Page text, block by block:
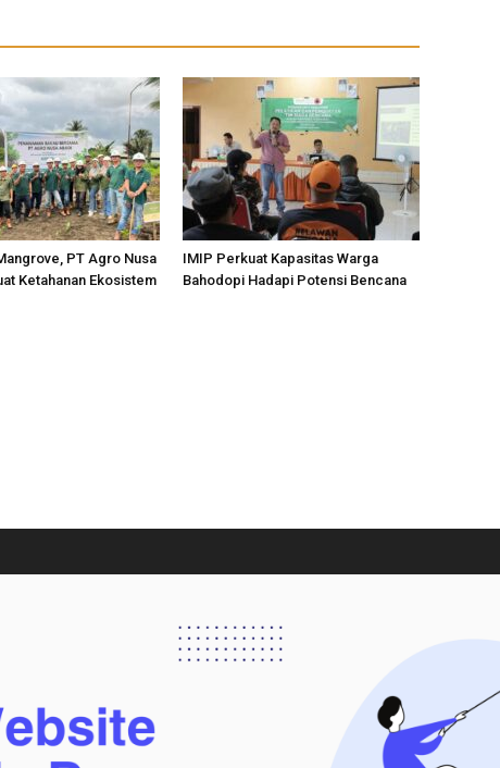
PT Agro Nusa
Ketahanan Ekosistem
IMIP Perkuat Kapasitas Warga
Bahodopi Hadapi Potensi Bencana